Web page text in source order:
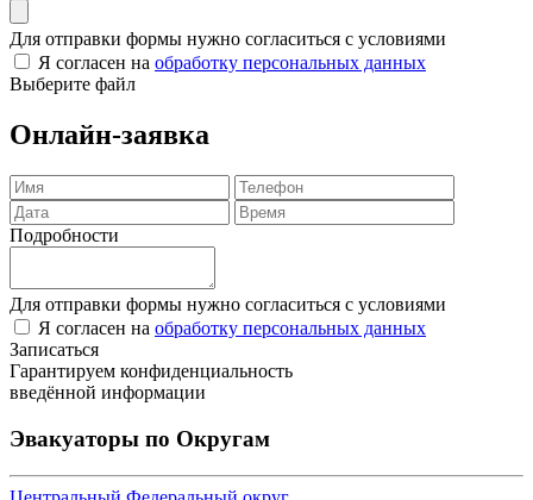
Для отправки формы нужно согласиться с условиями
Я согласен на обработку персональных данных
Выберите файл
Онлайн-заявка
Подробности
Для отправки формы нужно согласиться с условиями
Я согласен на обработку персональных данных
Записаться
Гарантируем конфиденциальность
введённой информации
Эвакуаторы по Округам